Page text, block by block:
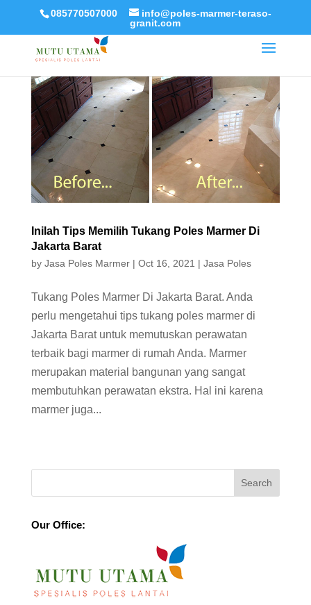
085770507000
info@poles-marmer-teraso-
granit.com
Inilah Tips Memilih Tukang Poles Marmer Di
Jakarta Barat
by Jasa Poles Marmer| Oct 16, 2021 | Jasa Poles
Tukang Poles Marmer Di Jakarta Barat. Anda
perlu mengetahui tips tukang poles marmer di
Jakarta Barat untuk memutuskan perawatan
terbaik bagi marmer di rumah Anda. Marmer
merupakan material bangunan yang sangat
membutuhkan perawatan ekstra. Hal ini karena
marmer juga...
Our Office: